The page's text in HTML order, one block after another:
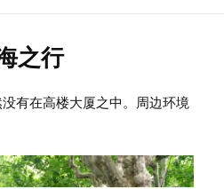
之行
有在高楼大厦之中。周边环境